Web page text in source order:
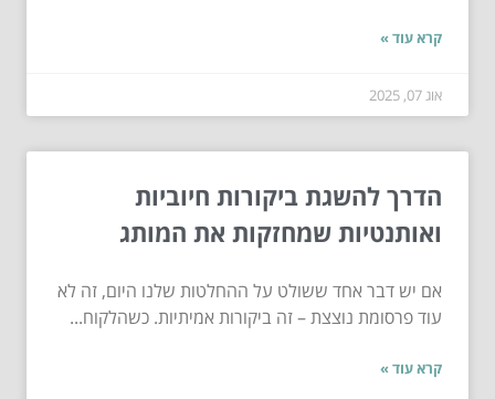
קרא עוד »
אוג 07, 2025
הדרך להשגת ביקורות חיוביות
ואותנטיות שמחזקות את המותג
אם יש דבר אחד ששולט על ההחלטות שלנו היום, זה לא
עוד פרסומת נוצצת – זה ביקורות אמיתיות. כשהלקוח...
קרא עוד »